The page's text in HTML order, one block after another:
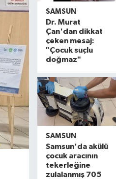
SAMSUN
Dr. Murat
Çan'dan dikkat
çeken mesaj:
"Çocuk suçlu
doğmaz"
SAMSUN
Samsun'da akülü
çocuk aracının
tekerleğine
zulalanmış 705